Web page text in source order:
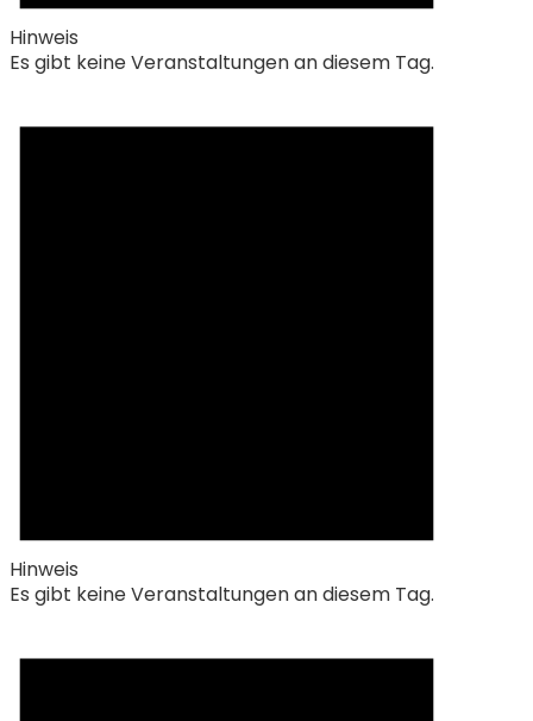
Hinweis
Es gibt keine Veranstaltungen an diesem Tag.
Hinweis
Es gibt keine Veranstaltungen an diesem Tag.